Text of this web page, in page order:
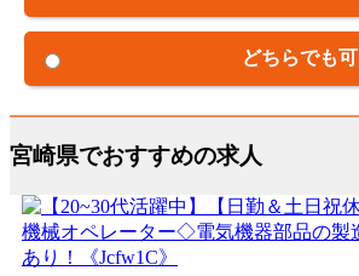
どちらでも可
宮崎県でおすすめの求人